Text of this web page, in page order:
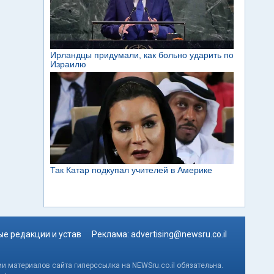
редакции и устав Реклама: advertising@newsru.co.il
сайта гиперссылка на NEWSru.co.il обязательна.